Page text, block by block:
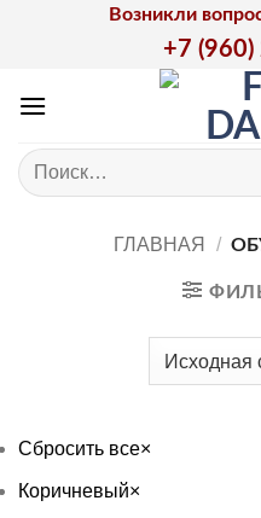
Возникли
+7
Искать:
ГЛАВНАЯ /
Сбросить все×
Коричневый×